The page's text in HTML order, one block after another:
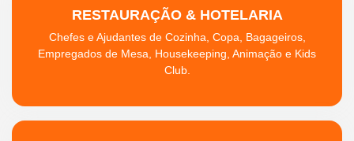
RESTAURAÇÃO & HOTELARIA
Chefes e Ajudantes de Cozinha, Copa, Bagageiros,
Empregados de Mesa, Housekeeping, Animação e Kids
Club.